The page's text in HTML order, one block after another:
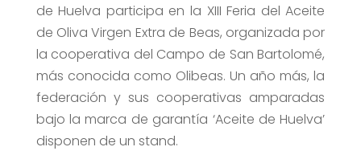
de Huelva participa en la XIII Feria del Aceite
de Oliva Virgen Extra de Beas, organizada por
la cooperativa del Campo de San Bartolomé,
más conocida como Olibeas. Un año más, la
federación y sus cooperativas amparadas
bajo la marca de garantía ‘Aceite de Huelva’
disponen de un stand.